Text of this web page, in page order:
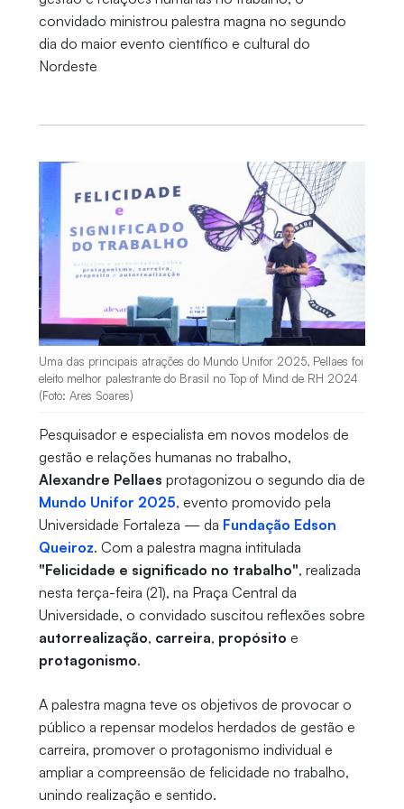
convidado ministrou palestra magna no segundo
dia do maior evento científico e cultural do
Nordeste
Uma das principais atrações do Mundo Unifor 2025, Pellaes foi
eleito melhor palestrante do Brasil no Top of Mind de RH 2024
(Foto: Ares Soares)
Pesquisador e especialista em novos modelos de
gestão e relações humanas no trabalho,
Alexandre Pellaes protagonizou o segundo dia de
Mundo Unifor 2025, evento promovido pela
Universidade Fortaleza — da Fundação Edson
Queiroz. Com a palestra magna intitulada
"Felicidade e significado no trabalho", realizada
nesta terça-feira (21), na Praça Central da
Universidade, o convidado suscitou reflexões sobre
autorrealização, carreira, propósito e
protagonismo.
A palestra magna teve os objetivos de provocar o
público a repensar modelos herdados de gestão e
carreira, promover o protagonismo individual e
ampliar a compreensão de felicidade no trabalho,
unindo realização e sentido.